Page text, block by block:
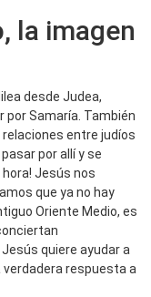
la imagen
desde Judea,
por Samaría. También
entre judíos
por allí y se
Jesús nos
que ya no hay
Oriente Medio, es
quiere ayudar a
respuesta a